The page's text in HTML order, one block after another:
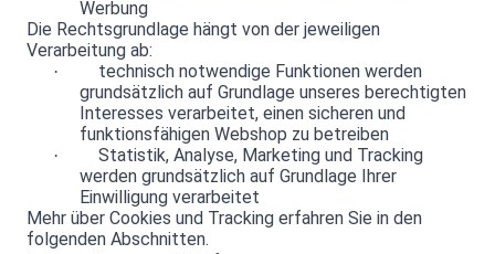
Werbung
Die Rechtsgrundlage hängt von der jeweiligen
Verarbeitung ab:
·
technisch notwendige Funktionen werden
grundsätzlich auf Grundlage unseres berechtigten
Interesses verarbeitet, einen sicheren und
funktionsfähigen Webshop zu betreiben
·
Statistik, Analyse, Marketing und Tracking
werden grundsätzlich auf Grundlage Ihrer
Einwilligung verarbeitet
Mehr über Cookies und Tracking erfahren Sie in den
folgenden Abschnitten.